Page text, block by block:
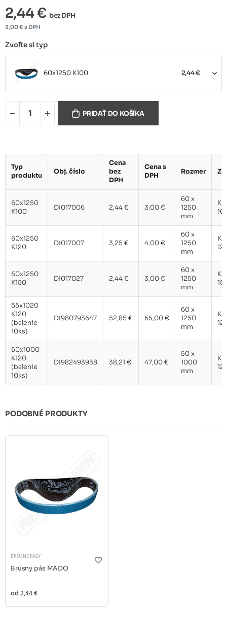
2,44 € bez DPH
3,00 € s DPH
Zvoľte si typ
60x1250 K100 2,44 €
60x1250 K120
52,85 €
50x1000 K120 (balenie 10ks) 38,21 €
PRIDAŤ DO KOŠÍKA
Typ
produktu
Obj. číslo
Cena
bez
DPH
Cena s
DPH
Rozmer
60x1250
K100
DI017006 2,44 € 3,00 €
60 x
1250
mm
K
60x1250
K120
DI017007 3,25 € 4,00 €
60 x
1250
mm
K
60x1250
K150
DI017027 2,44 € 3,00 €
60 x
1250
mm
K
55x1020
K120
(balenie
10ks)
DI980793647 52,85 € 65,00 €
60 x
1250
mm
K
50x1000
K120
(balenie
10ks)
DI982493938 38,21 € 47,00 €
50 x
1000
mm
K
PODOBNÉ PRODUKTY
BRÚSNE PÁSY
Brúsny pás MADO
od 2,44 €